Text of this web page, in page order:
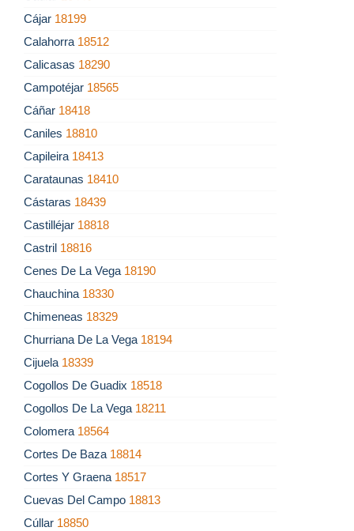
Cájar 18199
Calahorra 18512
Calicasas 18290
Campotéjar 18565
Cáñar 18418
Caniles 18810
Capileira 18413
Carataunas 18410
Cástaras 18439
Castilléjar 18818
Castril 18816
Cenes De La Vega 18190
Chauchina 18330
Chimeneas 18329
Churriana De La Vega 18194
Cijuela 18339
Cogollos De Guadix 18518
Cogollos De La Vega 18211
Colomera 18564
Cortes De Baza 18814
Cortes Y Graena 18517
Cuevas Del Campo 18813
Cúllar 18850